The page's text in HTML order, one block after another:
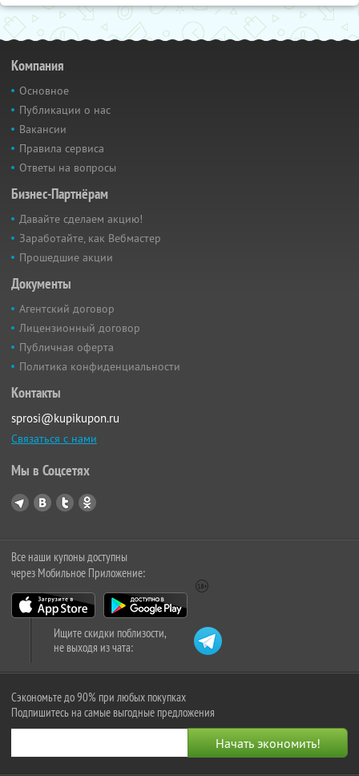
Компания
Основное
Публикации о нас
Вакансии
Правила сервиса
Ответы на вопросы
Бизнес-Партнёрам
Давайте сделаем акцию!
Заработайте, как Вебмастер
Прошедшие акции
Документы
Агентский договор
Лицензионный договор
Публичная оферта
Политика конфиденциальности
Контакты
sprosi@kupikupon.ru
Связаться с нами
Мы в Соцсетях
Все наши купоны доступны
через Мобильное Приложение:
Ищите скидки поблизости,
не выходя из чата:
Сэкономьте до 90% при любых покупках
Подпишитесь на самые выгодные предложения